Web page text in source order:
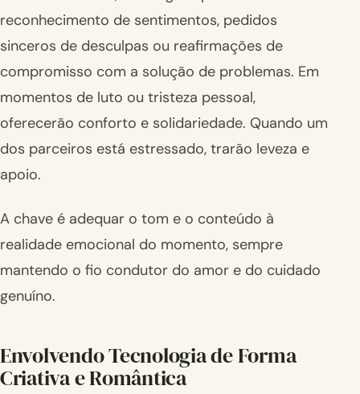
reconhecimento de sentimentos, pedidos
sinceros de desculpas ou reafirmações de
compromisso com a solução de problemas. Em
momentos de luto ou tristeza pessoal,
oferecerão conforto e solidariedade. Quando um
dos parceiros está estressado, trarão leveza e
apoio.
A chave é adequar o tom e o conteúdo à
realidade emocional do momento, sempre
mantendo o fio condutor do amor e do cuidado
genuíno.
Envolvendo Tecnologia de Forma
Criativa e Romântica